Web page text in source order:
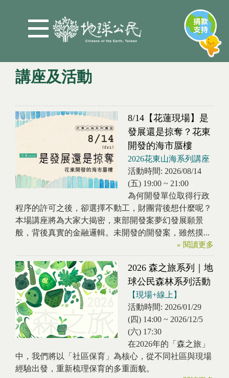
講座及活動
您在這裡
8/14【花蓮現場】是
發展還是掠奪？花東
開發的海市蜃樓
2026花東山海系列講座
活動時間: 2026/08/14
(五) 19:00 ~ 21:00
為何開發單位取得行政
程序的許可之後，卻選擇不動工，財團背後想什麼呢？
本場講座將為大家大揭密，東部開發案夢幻發展願景
般，背後真實的金融邏輯。未開發的開發案，雖然摸...
» 閱讀更多
2026 森之旅系列｜地
球公民森林系列活動
【現場+線上】
活動時間: 2026/01/29
(四) 14:00 ~ 2026/12/5
(六) 17:30
在2026年的「森之旅」
中，我們將以「社區保育」為核心，從不同社區與現場
經驗出發，重新梳理保育的多重面貌。